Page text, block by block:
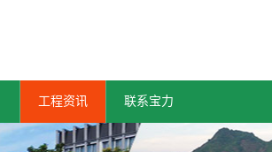
工程资讯 联系宝力